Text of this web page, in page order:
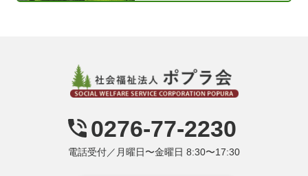
0276-77-2230
電話受付／月曜日〜金曜日 8:30〜17:30